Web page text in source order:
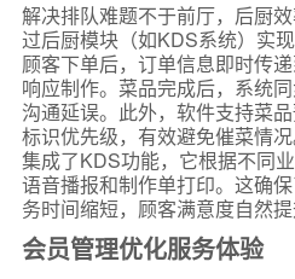
解决排队难题不于前厅，后厨
过后厨模块（如KDS系统）实
顾客下单后，订单信息即时传
响应制作。菜品完成后，系统
沟通延误。此外，软件支持菜
标识优先级，有效避免催菜情
集成了KDS功能，它根据不同
语音播报和制作单打印。这确
务时间缩短，顾客满意度自然提
会员管理优化服务体验